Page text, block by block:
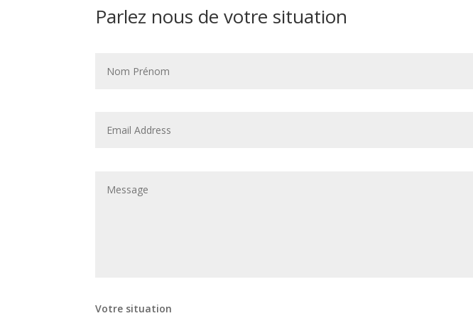
Parlez nous de votre situation
Votre situation